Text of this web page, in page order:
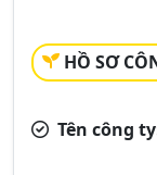
HỒ SƠ
Tên công